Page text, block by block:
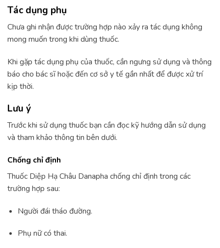
Tác dụng phụ
Chưa ghi nhận được trường hợp nào xảy ra tác dụng không
mong muốn trong khi dùng thuốc.
Khi gặp tác dụng phụ của thuốc, cần ngưng sử dụng và thông
báo cho bác sĩ hoặc đến cơ sở y tế gần nhất để được xử trí
kịp thời.
Lưu ý
Trước khi sử dụng thuốc bạn cần đọc kỹ hướng dẫn sử dụng
và tham khảo thông tin bên dưới.
Chống chỉ định
Thuốc Diệp Hạ Châu Danapha chống chỉ định trong các
trường hợp sau:
Người đái tháo đường.
Phụ nữ có thai.